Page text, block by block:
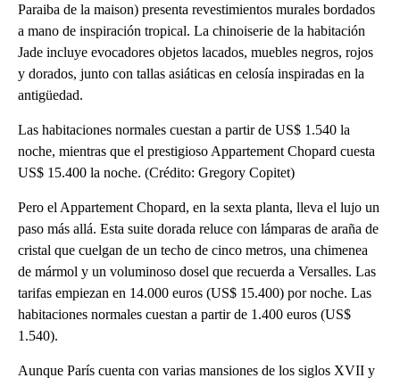
Paraiba de la maison) presenta revestimientos murales bordados
a mano de inspiración tropical. La chinoiserie de la habitación
Jade incluye evocadores objetos lacados, muebles negros, rojos
y dorados, junto con tallas asiáticas en celosía inspiradas en la
antigüedad.
Las habitaciones normales cuestan a partir de US$ 1.540 la
noche, mientras que el prestigioso Appartement Chopard cuesta
US$ 15.400 la noche. (Crédito: Gregory Copitet)
Pero el Appartement Chopard, en la sexta planta, lleva el lujo un
paso más allá. Esta suite dorada reluce con lámparas de araña de
cristal que cuelgan de un techo de cinco metros, una chimenea
de mármol y un voluminoso dosel que recuerda a Versalles. Las
tarifas empiezan en 14.000 euros (US$ 15.400) por noche. Las
habitaciones normales cuestan a partir de 1.400 euros (US$
1.540).
Aunque París cuenta con varias mansiones de los siglos XVII y